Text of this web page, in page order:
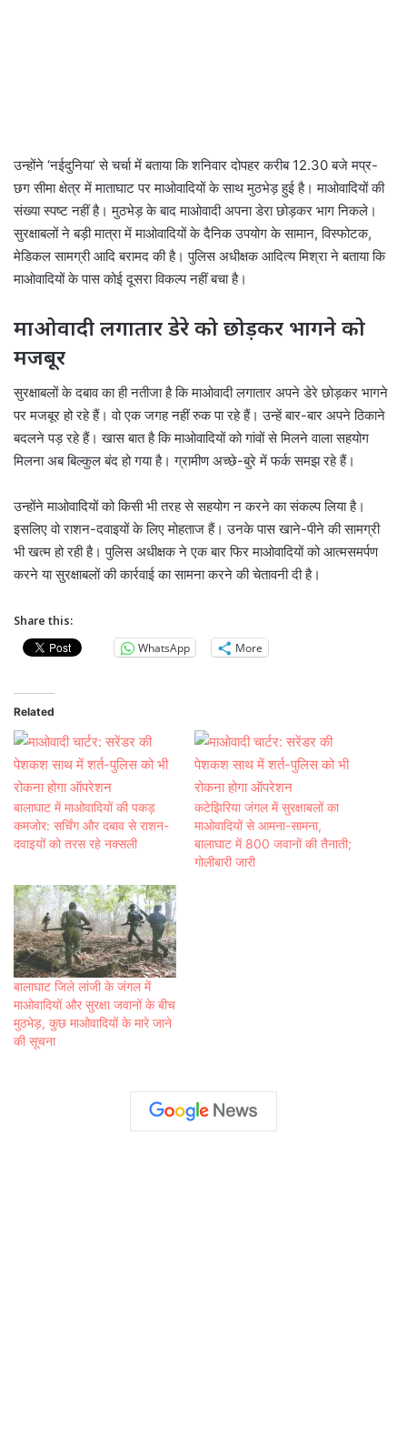
उन्होंने ‘नईदुनिया’ से चर्चा में बताया कि शनिवार दोपहर करीब 12.30 बजे मप्र-
छग सीमा क्षेत्र में माताघाट पर माओवादियों के साथ मुठभेड़ हुई है। माओवादियों की
संख्या स्पष्ट नहीं है। मुठभेड़ के बाद माओवादी अपना डेरा छोड़कर भाग निकले।
सुरक्षाबलों ने बड़ी मात्रा में माओवादियों के दैनिक उपयोग के सामान, विस्फोटक,
मेडिकल सामग्री आदि बरामद की है। पुलिस अधीक्षक आदित्य मिश्रा ने बताया कि
माओवादियों के पास कोई दूसरा विकल्प नहीं बचा है।
माओवादी लगातार डेरे को छोड़कर भागने को
मजबूर
सुरक्षाबलों के दबाव का ही नतीजा है कि माओवादी लगातार अपने डेरे छोड़कर भागने
पर मजबूर हो रहे हैं। वो एक जगह नहीं रुक पा रहे हैं। उन्हें बार-बार अपने ठिकाने
बदलने पड़ रहे हैं। खास बात है कि माओवादियों को गांवों से मिलने वाला सहयोग
मिलना अब बिल्कुल बंद हो गया है। ग्रामीण अच्छे-बुरे में फर्क समझ रहे हैं।
उन्होंने माओवादियों को किसी भी तरह से सहयोग न करने का संकल्प लिया है।
इसलिए वो राशन-दवाइयों के लिए मोहताज हैं। उनके पास खाने-पीने की सामग्री
भी खत्म हो रही है। पुलिस अधीक्षक ने एक बार फिर माओवादियों को आत्मसमर्पण
करने या सुरक्षाबलों की कार्रवाई का सामना करने की चेतावनी दी है।
Share this:
WhatsApp
More
Related
बालाघाट में माओवादियों की पकड़
कमजोर: सर्चिंग और दबाव से राशन-
दवाइयों को तरस रहे नक्सली
कटेझिरिया जंगल में सुरक्षाबलों का
माओवादियों से आमना-सामना,
बालाघाट में 800 जवानों की तैनाती;
गोलीबारी जारी
बालाघाट जिले लांजी के जंगल में
माओवादियों और सुरक्षा जवानों के बीच
मुठभेड़, कुछ माओवादियों के मारे जाने
की सूचना